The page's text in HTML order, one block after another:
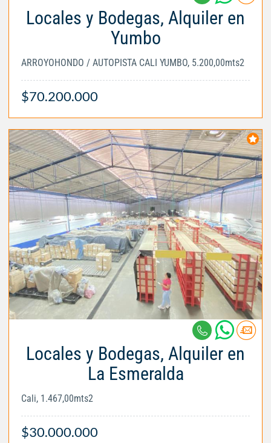
Locales y Bodegas, Alquiler en
Yumbo
ARROYOHONDO / AUTOPISTA CALI YUMBO, 5.200,00mts2
$70.200.000
Locales y Bodegas, Alquiler en
La Esmeralda
Cali, 1.467,00mts2
$30.000.000